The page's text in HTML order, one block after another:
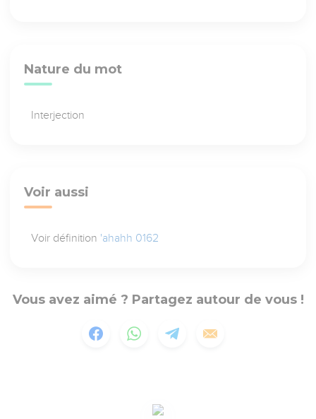
Nature du mot
Interjection
Voir aussi
Voir définition 'ahahh 0162
Vous avez aimé ? Partagez autour de vous !